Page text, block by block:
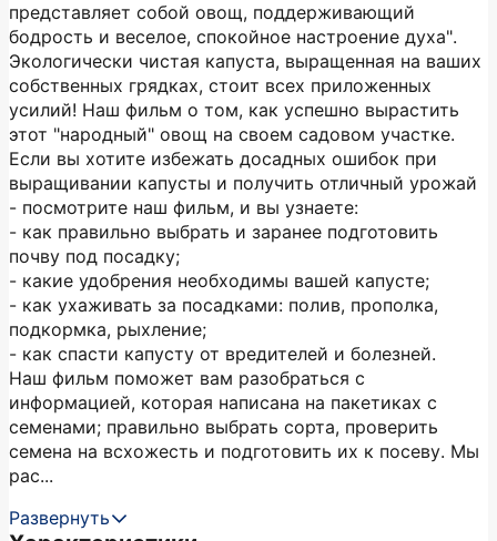
представляет собой овощ, поддерживающий
бодрость и веселое, спокойное настроение духа".
Экологически чистая капуста, выращенная на ваших
собственных грядках, стоит всех приложенных
усилий! Наш фильм о том, как успешно вырастить
этот "народный" овощ на своем садовом участке.
Если вы хотите избежать досадных ошибок при
выращивании капусты и получить отличный урожай
- посмотрите наш фильм, и вы узнаете:
- как правильно выбрать и заранее подготовить
почву под посадку;
- какие удобрения необходимы вашей капусте;
- как ухаживать за посадками: полив, прополка,
подкормка, рыхление;
- как спасти капусту от вредителей и болезней.
Наш фильм поможет вам разобраться с
информацией, которая написана на пакетиках с
семенами; правильно выбрать сорта, проверить
семена на всхожесть и подготовить их к посеву. Мы
рас...
Развернуть